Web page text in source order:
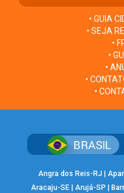
• GUIA
• SEJA
•
•
•
•
•
Angra dos Reis-RJ
Aracaju-SE |Arujá-SP